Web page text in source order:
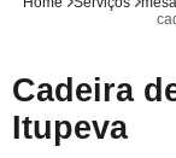
Cadeira
Itupeva